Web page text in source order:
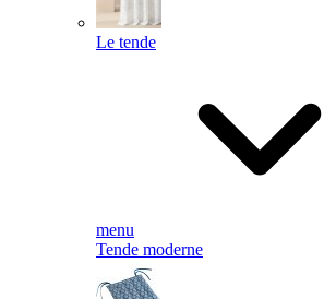
Le tende
menu
Tende moderne